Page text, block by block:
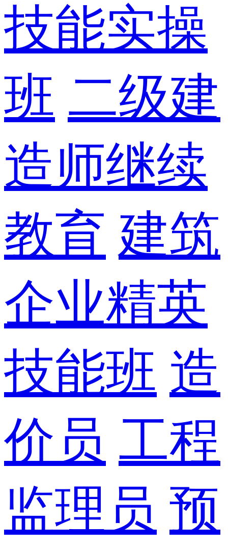
技能实操
班 二级建
造师继续
教育 建筑
企业精英
技能班 造
价员 工程
监理员 预